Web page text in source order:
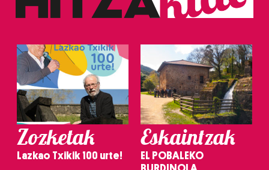
Zozketak
Lazkao Txikik 100 urte!
Eskaintzak
EL POBALEKO